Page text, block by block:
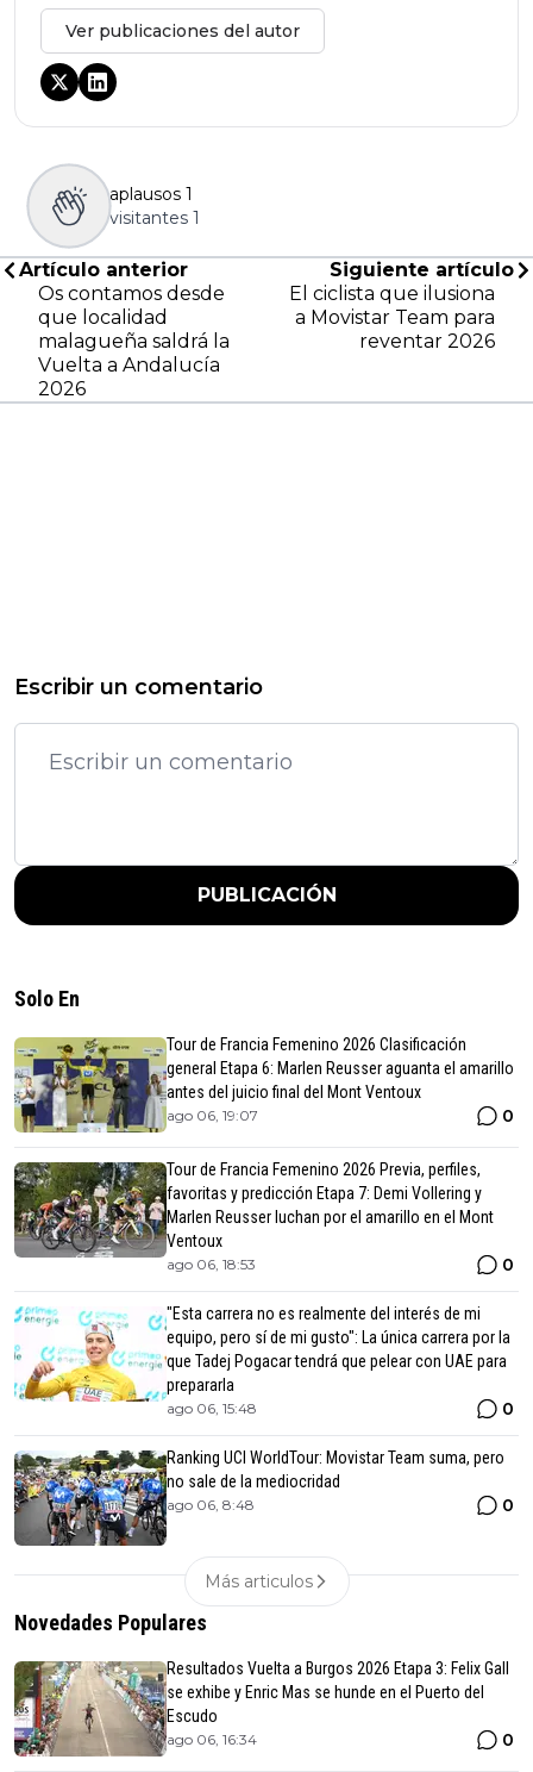
Ver publicaciones del autor
aplausos 1
visitantes 1
Artículo anterior
Os contamos desde
que localidad
malagueña saldrá la
Vuelta a Andalucía
2026
Siguiente artículo
El ciclista que ilusiona
a Movistar Team para
reventar 2026
Escribir un comentario
PUBLICACIÓN
Solo En
Tour de Francia Femenino 2026 Clasificación
general Etapa 6: Marlen Reusser aguanta el amarillo
antes del juicio final del Mont Ventoux
ago 06, 19:07 0
Tour de Francia Femenino 2026 Previa, perfiles,
favoritas y predicción Etapa 7: Demi Vollering y
Marlen Reusser luchan por el amarillo en el Mont
Ventoux
ago 06, 18:53 0
"Esta carrera no es realmente del interés de mi
equipo, pero sí de mi gusto": La única carrera por la
que Tadej Pogacar tendrá que pelear con UAE para
prepararla
ago 06, 15:48 0
Ranking UCI WorldTour: Movistar Team suma, pero
no sale de la mediocridad
ago 06, 8:48 0
Más articulos
Novedades Populares
Resultados Vuelta a Burgos 2026 Etapa 3: Felix Gall
se exhibe y Enric Mas se hunde en el Puerto del
Escudo
ago 06, 16:34 0